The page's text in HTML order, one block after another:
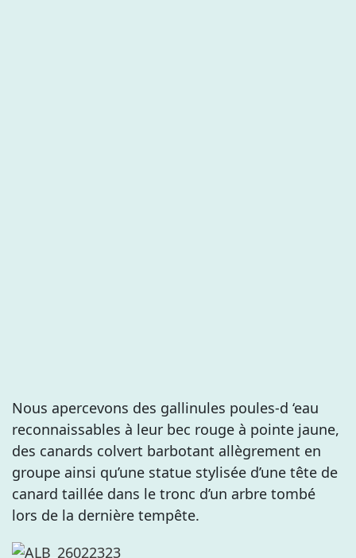
Nous apercevons des gallinules poules-d ‘eau
reconnaissables à leur bec rouge à pointe jaune,
des canards colvert barbotant allègrement en
groupe ainsi qu’une statue stylisée d’une tête de
canard taillée dans le tronc d’un arbre tombé
lors de la dernière tempête.